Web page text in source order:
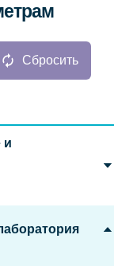
Сбросить
и